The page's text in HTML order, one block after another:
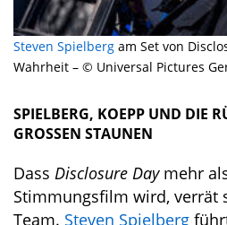
Steven Spielberg am Set von
Wahrheit – © Universal Pictures
SPIELBERG, KOEPP UND DIE
GROSSEN STAUNEN
Dass Disclosure Daymehr
Stimmungsfilm wird, verrät
Team. Steven Spielberg